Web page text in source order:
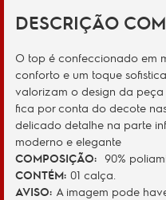
DESCRIÇÃO
O top é confeccionado em
conforto e um toque
valorizam o design da peça
fica por conta do decote
delicado detalhe na parte
moderno e elegante
COMPOSIÇÃO: 90%
CONTÉM: 01 calça.
AVISO: A imagem pode